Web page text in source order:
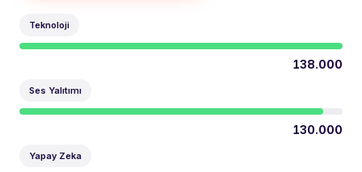
Teknoloji
138.000
Ses Yalıtımı
130.000
Yapay Zeka